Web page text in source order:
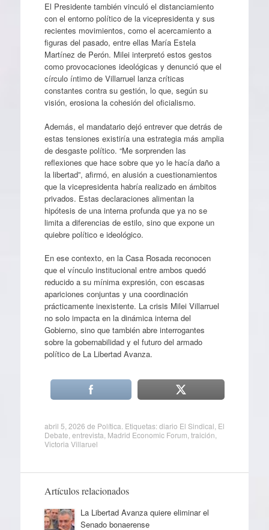
El Presidente también vinculó el distanciamiento
con el entorno político de la vicepresidenta y sus
recientes movimientos, como el acercamiento a
figuras del pasado, entre ellas María Estela
Martínez de Perón. Milei interpretó estos gestos
como provocaciones ideológicas y denunció que el
círculo íntimo de Villarruel lanza críticas
constantes contra su gestión, lo que, según su
visión, erosiona la cohesión del oficialismo.
Además, el mandatario dejó entrever que detrás de
estas tensiones existiría una estrategia más amplia
de desgaste político. “Me sorprenden las
reflexiones que hace sobre que yo le hacía daño a
la libertad”, afirmó, en alusión a cuestionamientos
que la vicepresidenta habría realizado en ámbitos
privados. Estas declaraciones alimentan la
hipótesis de una interna profunda que ya no se
limita a diferencias de estilo, sino que expone un
quiebre político e ideológico.
En ese contexto, en la Casa Rosada reconocen
que el vínculo institucional entre ambos quedó
reducido a su mínima expresión, con escasas
apariciones conjuntas y una coordinación
prácticamente inexistente. La crisis Milei Villarruel
no solo impacta en la dinámica interna del
Gobierno, sino que también abre interrogantes
sobre la gobernabilidad y el futuro del armado
político de La Libertad Avanza.
abril 5, 2026 de Política . Etiquetas:diario El Sindical El
Debate entrevista Madrid Economic Forum traición
Victoria Villaruel
Artículos relacionados
La Libertad Avanza quiere eliminar el
Senado bonaerense